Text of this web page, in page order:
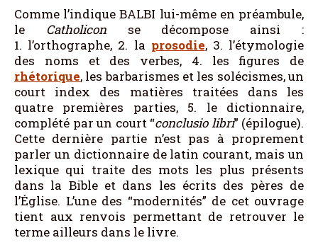
Comme l’indique BALBI lui-même en préambule,
le Catholiconse décompose ainsi :
1. l’orthographe, 2. la prosodie, 3. l’étymologie
des noms et des verbes, 4. les figures de
rhétorique, les barbarismes et les solécismes, un
court index des matières traitées dans les
quatre premières parties, 5. le dictionnaire,
complété par un court “conclusio libri” (épilogue).
Cette dernière partie n’est pas à proprement
parler un dictionnaire de latin courant, mais un
lexique qui traite des mots les plus présents
dans la Bible et dans les écrits des pères de
l’Église. L’une des “modernités” de cet ouvrage
tient aux renvois permettant de retrouver le
terme ailleurs dans le livre.